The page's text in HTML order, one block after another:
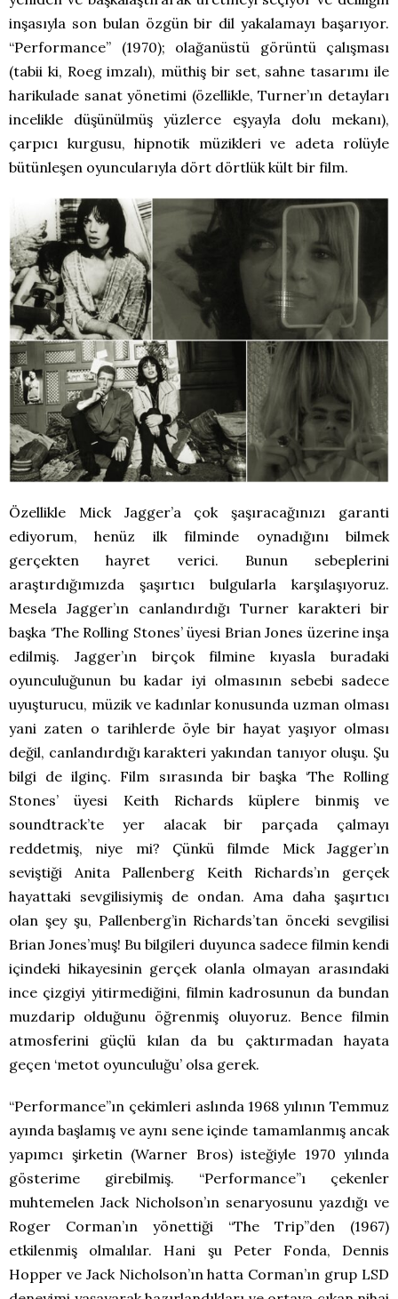
inşasıyla son bulan özgün bir dil yakalamayı başarıyor.
“Performance” (1970); olağanüstü görüntü çalışması
(tabii ki, Roeg imzalı), müthiş bir set, sahne tasarımı ile
harikulade sanat yönetimi (özellikle, Turner’ın detayları
incelikle düşünülmüş yüzlerce eşyayla dolu mekanı),
çarpıcı kurgusu, hipnotik müzikleri ve adeta rolüyle
bütünleşen oyuncularıyla dört dörtlük kült bir film.
Özellikle Mick Jagger’a çok şaşıracağınızı garanti
ediyorum, henüz ilk filminde oynadığını bilmek
gerçekten hayret verici. Bunun sebeplerini
araştırdığımızda şaşırtıcı bulgularla karşılaşıyoruz.
Mesela Jagger’ın canlandırdığı Turner karakteri bir
başka ‘The Rolling Stones’ üyesi Brian Jones üzerine inşa
edilmiş. Jagger’ın birçok filmine kıyasla buradaki
oyunculuğunun bu kadar iyi olmasının sebebi sadece
uyuşturucu, müzik ve kadınlar konusunda uzman olması
yani zaten o tarihlerde öyle bir hayat yaşıyor olması
değil, canlandırdığı karakteri yakından tanıyor oluşu. Şu
bilgi de ilginç. Film sırasında bir başka ‘The Rolling
Stones’ üyesi Keith Richards küplere binmiş ve
soundtrack’te yer alacak bir parçada çalmayı
reddetmiş, niye mi? Çünkü filmde Mick Jagger’ın
seviştiği Anita Pallenberg Keith Richards’ın gerçek
hayattaki sevgilisiymiş de ondan. Ama daha şaşırtıcı
olan şey şu, Pallenberg’in Richards’tan önceki sevgilisi
Brian Jones’muş! Bu bilgileri duyunca sadece filmin kendi
içindeki hikayesinin gerçek olanla olmayan arasındaki
ince çizgiyi yitirmediğini, filmin kadrosunun da bundan
muzdarip olduğunu öğrenmiş oluyoruz. Bence filmin
atmosferini güçlü kılan da bu çaktırmadan hayata
geçen ‘metot oyunculuğu’ olsa gerek.
“Performance”ın çekimleri aslında 1968 yılının Temmuz
ayında başlamış ve aynı sene içinde tamamlanmış ancak
yapımcı şirketin (Warner Bros) isteğiyle 1970 yılında
gösterime girebilmiş. “Performance”ı çekenler
muhtemelen Jack Nicholson’ın senaryosunu yazdığı ve
Roger Corman’ın yönettiği “The Trip”den (1967)
etkilenmiş olmalılar. Hani şu Peter Fonda, Dennis
Hopper ve Jack Nicholson’ın hatta Corman’ın grup LSD